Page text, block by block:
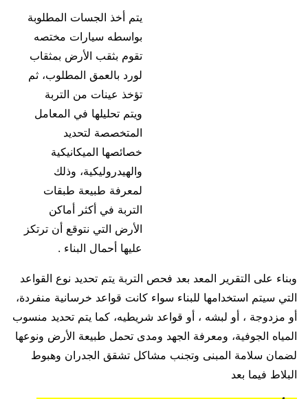
يتم أخذ الجسات المطلوبة
بواسطه سيارات مختصه
تقوم بثقب الأرض بمثقاب
لورد بالعمق المطلوب، ثم
تؤخذ عينات من التربة
ويتم تحليلها في المعامل
المتخصصة لتحديد
خصائصها الميكانيكية
والهيدروليكية، وذلك
لمعرفة طبيعة طبقات
التربة في أكثر أماكن
الأرض التي نتوقع أن ترتكز
عليها أحمال البناء .
وبناء على التقرير المعد بعد فحص التربة يتم تحديد نوع القواعد
التي سيتم استخدامها للبناء سواء كانت قواعد خرسانية منفردة،
أو مزدوجة ، أو لبشه ، أو قواعد شريطيه، كما يتم تحديد منسوب
المياه الجوفية، ومعرفة الجهد ومدى تحمل طبيعة الأرض ونوعها
لضمان سلامة المبنى وتجنب مشاكل تشقق الجدران وهبوط
البلاط فيما بعد